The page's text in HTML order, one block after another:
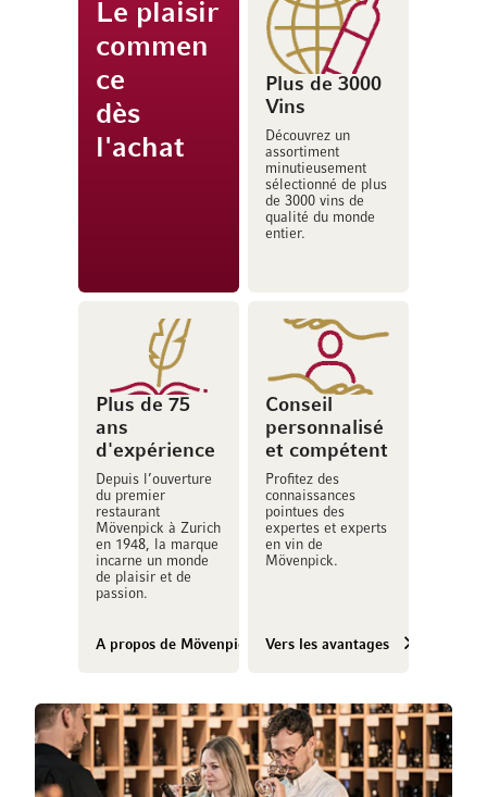
Le plaisir
commen
ce
dès
l'achat
Plus de 3000
Vins
Découvrez un
assortiment
minutieusement
sélectionné de plus
de 3000 vins de
qualité du monde
entier.
Plus de 75
ans
d'expérience
Depuis l’ouverture
du premier
restaurant
Mövenpick à Zurich
en 1948, la marque
incarne un monde
de plaisir et de
passion.
A propos de Mövenpick Vins
Conseil
personnalisé
et compétent
Profitez des
connaissances
pointues des
expertes et experts
en vin de
Mövenpick.
Vers les avantages